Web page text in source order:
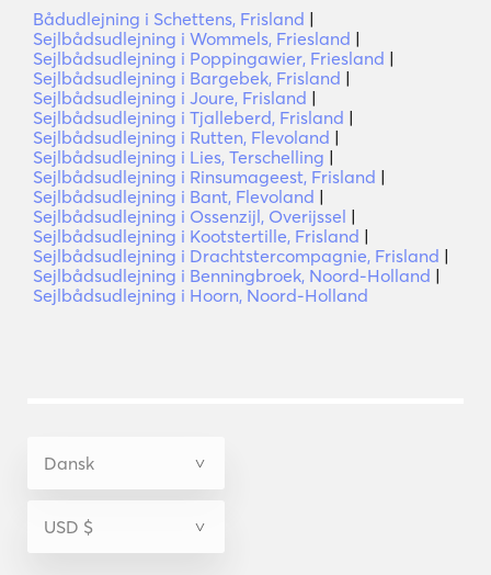
Bådudlejning i Schettens, Frisland |
Sejlbådsudlejning i Wommels, Friesland |
Sejlbådsudlejning i Poppingawier, Friesland |
Sejlbådsudlejning i Bargebek, Frisland |
Sejlbådsudlejning i Joure, Frisland |
Sejlbådsudlejning i Tjalleberd, Frisland |
Sejlbådsudlejning i Rutten, Flevoland |
Sejlbådsudlejning i Lies, Terschelling |
Sejlbådsudlejning i Rinsumageest, Frisland |
Sejlbådsudlejning i Bant, Flevoland |
Sejlbådsudlejning i Ossenzijl, Overijssel |
Sejlbådsudlejning i Kootstertille, Frisland |
Sejlbådsudlejning i Drachtstercompagnie, Frisland |
Sejlbådsudlejning i Benningbroek, Noord-Holland |
Sejlbådsudlejning i Hoorn, Noord-Holland